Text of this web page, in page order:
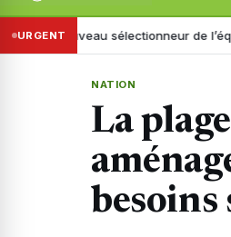
URGENT
Nouveau sélectionneur de l’équipe
NATION
La
besoins